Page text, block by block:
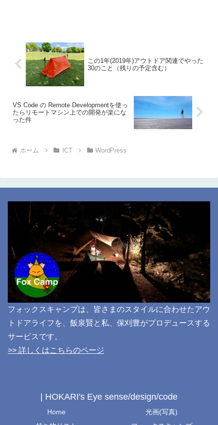
この1年(2019年)アウトドア関連でやった
30のこと（残りの予定含む）
VS Code の Remote Developmentを使っ
たらリモートマシン上での開発が楽にな
った件
ホーム ICT WordPress
フォックスキャンプは、皆さまのスタイルに合わせたアウ
トドアライフを、飯泉賢と私、保刈豊がプロデュースする
サービスです。
>> 詳しくはこちらのページ
| HOKARI's Eye sense/design/code
Home
光画(写真)